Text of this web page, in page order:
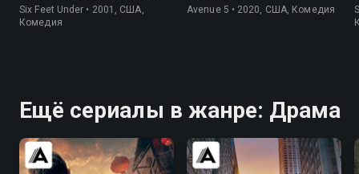
Six Feet Under • 2001, США,
Комедия
Avenue 5 • 2020, США, Комедия
Ещё сериалы в жанре: Драма